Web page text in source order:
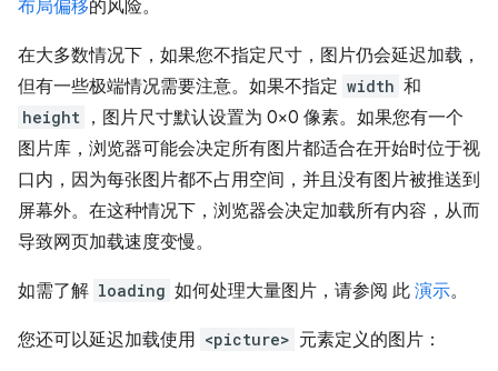
布局偏移的风险。
在大多数情况下，如果您不指定尺寸，图片仍会延迟加载，
但有一些极端情况需要注意。如果不指定 width 和
height
，图片尺寸默认设置为 0×0 像素。如果您有一个
图片库，浏览器可能会决定所有图片都适合在开始时位于视
口内，因为每张图片都不占用空间，并且没有图片被推送到
屏幕外。在这种情况下，浏览器会决定加载所有内容，从而
导致网页加载速度变慢。
如需了解 loading 如何处理大量图片，请参阅 此 演示。
您还可以延迟加载使用 <picture> 元素定义的图片：